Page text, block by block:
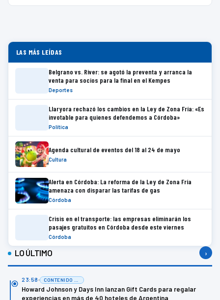
LAS MÁS LEÍDAS
Belgrano vs. River: se agotó la preventa y arranca la
venta para socios para la final en el Kempes
Deportes
Llaryora rechazó los cambios en la Ley de Zona Fría: «Es
invotable para quienes defendemos a Córdoba»
Política
Agenda cultural de eventos del 18 al 24 de mayo
Cultura
Alerta en Córdoba: La reforma de la Ley de Zona Fría
amenaza con disparar las tarifas de gas
Córdoba
Crisis en el transporte: las empresas eliminarán los
pasajes gratuitos en Córdoba desde este viernes
Córdoba
LO ÚLTIMO ›
23:58
Howard Johnson y Days Inn lanzan Gift Cards para regalar
experiencias en más de 40 hoteles de Argentina